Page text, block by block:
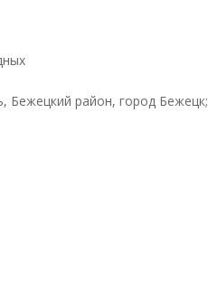
Бежецкий район, город Бежецк;